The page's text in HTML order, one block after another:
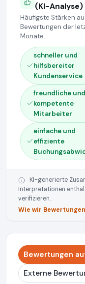
(KI-Analyse)
Häufigste Stärken
Bewertungen der
Monate.
schneller und
hilfsbereiter
Kundenservice
freundliche und
kompetente
Mitarbeiter
einfache und
effiziente
KI-generierte
Interpretationen
verifizieren.
Wie wir
Bewertungen
Externe